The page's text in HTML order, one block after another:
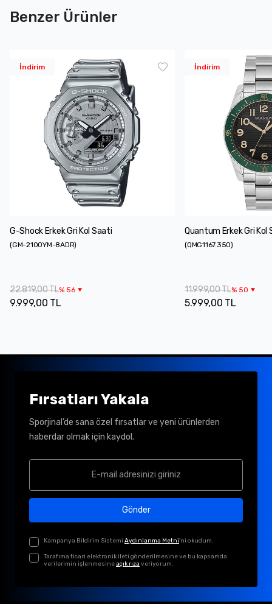
Benzer Ürünler
İndirim
G-Shock Erkek Gri Kol Saati
(GM-2100YM-8ADR)
22.819,00 TL% 56
9.999,00 TL
İndirim
Quantum Erkek Gri Kol
(QMG1167.350)
11.999,00 TL% 50
5.999,00 TL
Fırsatları Yakala
Sporjinal’de sana özel fırsatlar ve yeni ürünlerden
haberdar olmak için kaydol.
Gönder
Kampanya Bildirim Sistemi Aydınlanma Metni'ni okudum.
Tarafıma ticari elektronik ileti gönderilmesine ve bu kapsamda
verilerimin işlenmesineaçık rıza veriyorum.